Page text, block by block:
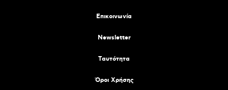
Επικοινωνία
Newsletter
Tαυτότητα
Όροι Χρήσης